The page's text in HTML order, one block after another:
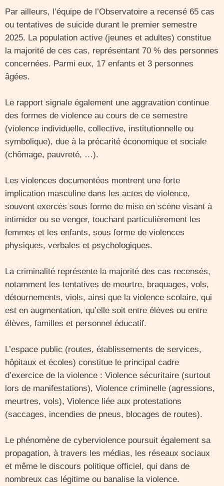
Par ailleurs, l’équipe de l’Observatoire a recensé 65 cas
ou tentatives de suicide durant le premier semestre
2025. La population active (jeunes et adultes) constitue
la majorité de ces cas, représentant 70 % des personnes
concernées. Parmi eux, 17 enfants et 3 personnes
âgées.
Le rapport signale également une aggravation continue
des formes de violence au cours de ce semestre
(violence individuelle, collective, institutionnelle ou
symbolique), due à la précarité économique et sociale
(chômage, pauvreté, …).
Les violences documentées montrent une forte
implication masculine dans les actes de violence,
souvent exercés sous forme de mise en scène visant à
intimider ou se venger, touchant particulièrement les
femmes et les enfants, sous forme de violences
physiques, verbales et psychologiques.
La criminalité représente la majorité des cas recensés,
notamment les tentatives de meurtre, braquages, vols,
détournements, viols, ainsi que la violence scolaire, qui
est en augmentation, qu’elle soit entre élèves ou entre
élèves, familles et personnel éducatif.
L’espace public (routes, établissements de services,
hôpitaux et écoles) constitue le principal cadre
d’exercice de la violence : Violence sécuritaire (surtout
lors de manifestations), Violence criminelle (agressions,
meurtres, vols), Violence liée aux protestations
(saccages, incendies de pneus, blocages de routes).
Le phénomène de cyberviolence poursuit également sa
propagation, à travers les médias, les réseaux sociaux
et même le discours politique officiel, qui dans de
nombreux cas légitime ou banalise la violence.